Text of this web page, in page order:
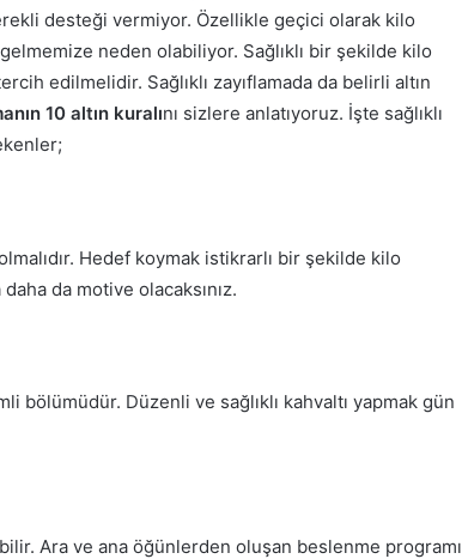
desteği vermiyor. Özellikle geçici olarak kilo
neden olabiliyor. Sağlıklı bir şekilde kilo
edilmelidir. Sağlıklı zayıflamada da belirli altın
10 altın kuralını sizlere anlatıyoruz. İşte sağlıklı
Hedef koymak istikrarlı bir şekilde kilo
da motive olacaksınız.
bölümüdür. Düzenli ve sağlıklı kahvaltı yapmak gün
Ara ve ana öğünlerden oluşan beslenme programı